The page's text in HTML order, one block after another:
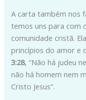
A carta também nos
temos uns para com
comunidade cristã.
princípios do amor e
3:28, “Não há judeu
não há homem nem
Cristo Jesus”.